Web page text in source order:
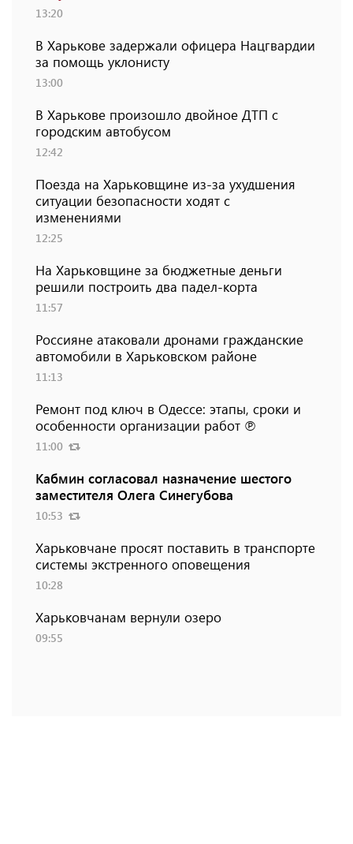
13:20
В Харькове задержали офицера Нацгвардии
за помощь уклонисту
13:00
В Харькове произошло двойное ДТП с
городским автобусом
12:42
Поезда на Харьковщине из-за ухудшения
ситуации безопасности ходят с
изменениями
12:25
На Харьковщине за бюджетные деньги
решили построить два падел-корта
11:57
Россияне атаковали дронами гражданские
автомобили в Харьковском районе
11:13
Ремонт под ключ в Одессе: этапы, сроки и
особенности организации работ ℗
11:00
Кабмин согласовал назначение шестого
заместителя Олега Синегубова
10:53
Харьковчане просят поставить в транспорте
системы экстренного оповещения
10:28
Харьковчанам вернули озеро
09:55